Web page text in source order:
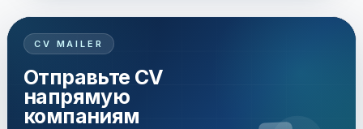
CV MAILER
Отправьте CV
напрямую
компаниям